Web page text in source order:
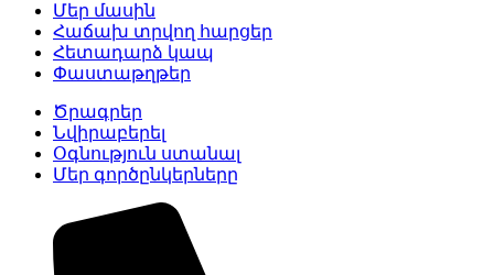
Մեր մասին
Հաճախ տրվող հարցեր
Հետադարձ կապ
Փաստաթղթեր
Ծրագրեր
Նվիրաբերել
Օգնություն ստանալ
Մեր գործընկերները